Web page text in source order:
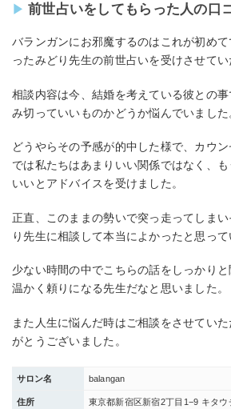
前世占いをしてもらった人の口
バランガンにお邪魔するのはこれが初め
ったみどり先生の前世占いを受けさせてい
相談内容は今、結婚を考えている彼との
み切っていいものかどうか悩んでいました
どうやらその予感が的中した様で、カウ
では私たちはあまりいい関係ではなく、
いいとアドバイスを受けました。
正直、このままの勢いで突っ走ってしま
り先生に相談して本当によかったと思って
少ない時間の中でこちらの話をしっかり
温かく頼りになる先生だなと思いました。
また人生に悩んだ時はご相談をさせてい
がとうございました。
サロン名 balangan
住所 東京都新宿区新宿2丁目1−9 キタウ